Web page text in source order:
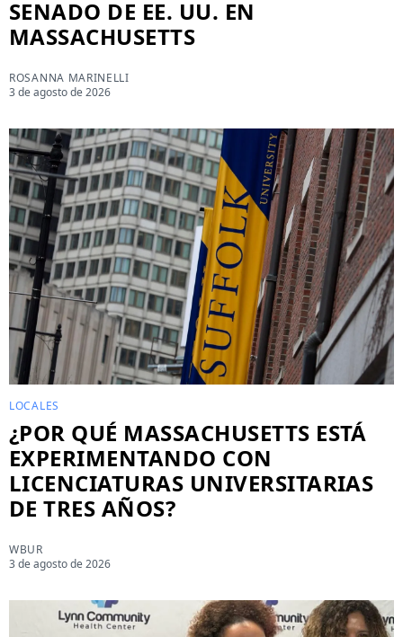
SENADO DE EE. UU. EN
MASSACHUSETTS
ROSANNA MARINELLI
3 de agosto de 2026
LOCALES
¿POR QUÉ MASSACHUSETTS ESTÁ
EXPERIMENTANDO CON
LICENCIATURAS UNIVERSITARIAS
DE TRES AÑOS?
WBUR
3 de agosto de 2026